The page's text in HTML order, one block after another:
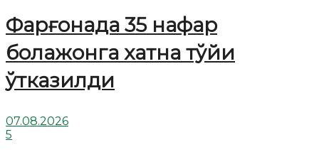
Фарғонада 35 нафар
болажонга хатна тўйи
ўтказилди
07.08.2026
5